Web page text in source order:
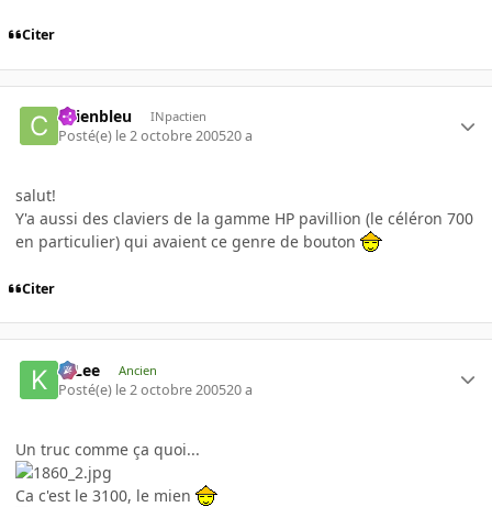
Citer
chienbleu INpactien
Posté(e) le 2 octobre 200520 a
salut!
Y'a aussi des claviers de la gamme HP pavillion (le céléron 700
en particulier) qui avaient ce genre de bouton
Citer
K-Lee Ancien
Posté(e) le 2 octobre 200520 a
Un truc comme ça quoi...
Ca c'est le 3100, le mien